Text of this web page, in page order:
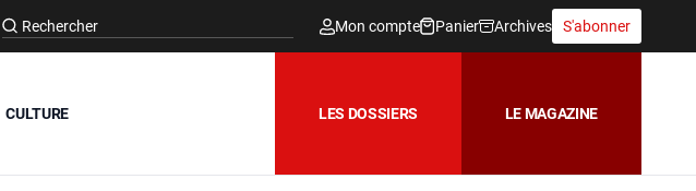
Mon compte Panier Archives S'abonner
CULTURE LES DOSSIERS LE MAGAZINE